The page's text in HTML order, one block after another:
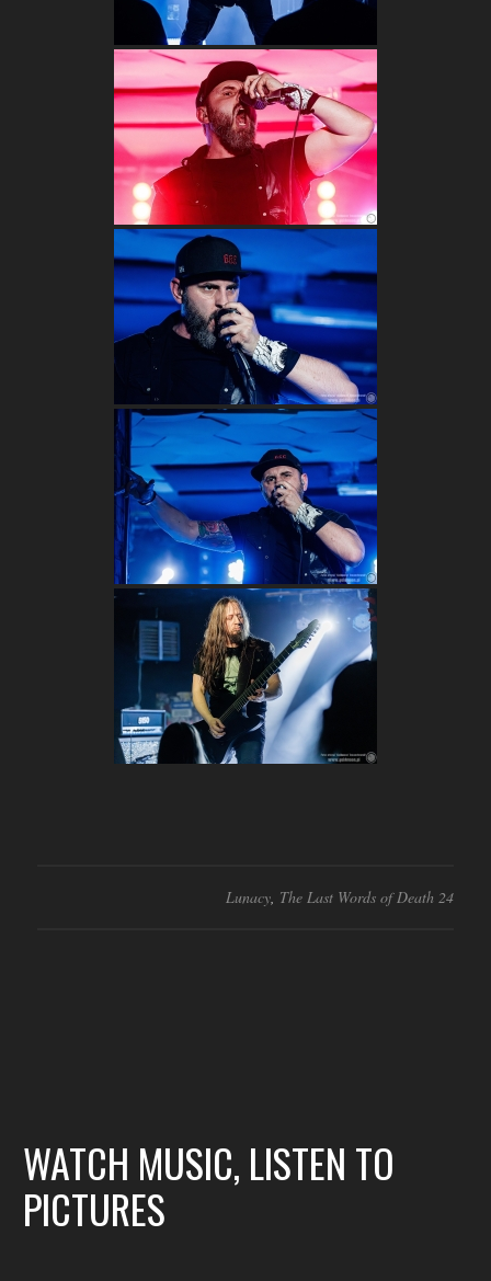
Lunacy, The Last Words of Death 24
WATCH MUSIC, LISTEN TO
PICTURES